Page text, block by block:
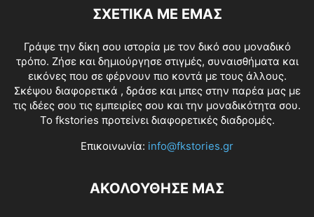
ΣΧΕΤΙΚΑ ΜΕ ΕΜΑΣ
Γράψε την δίκη σου ιστορία με τον δικό σου μοναδικό
τρόπο. Ζήσε και δημιούργησε στιγμές, συναισθήματα και
εικόνες που σε φέρνουν πιο κοντά με τους άλλους.
Σκέψου διαφορετικά , δράσε και μπες στην παρέα μας με
τις ιδέες σου τις εμπειρίες σου και την μοναδικότητα σου.
Το fkstories προτείνει διαφορετικές διαδρομές.
Επικοινωνία: info@fkstories.gr
ΑΚΟΛΟΥΘΗΣΕ ΜΑΣ